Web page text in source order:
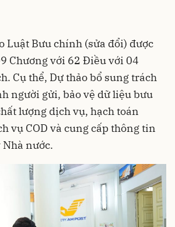
Luật Bưu chính (sửa đổi) được
Chương với 62 Điều với 04
Cụ thể, Dự thảo bổ sung trách
người gửi, bảo vệ dữ liệu bưu
lượng dịch vụ, hạch toán
vụ COD và cung cấp thông tin
nước.